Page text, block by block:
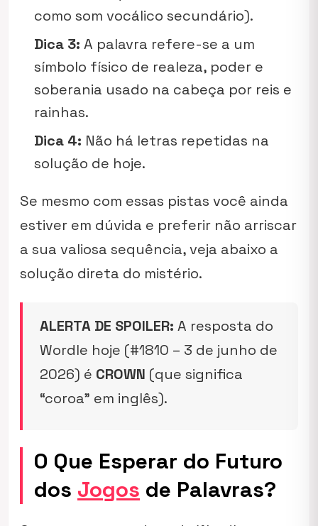
como som vocálico secundário).
Dica 3: A palavra refere-se a um
símbolo físico de realeza, poder e
soberania usado na cabeça por reis e
rainhas.
Dica 4: Não há letras repetidas na
solução de hoje.
Se mesmo com essas pistas você ainda
estiver em dúvida e preferir não arriscar
a sua valiosa sequência, veja abaixo a
solução direta do mistério.
ALERTA DE SPOILER: A resposta do
Wordle hoje (#1810 – 3 de junho de
2026) é CROWN (que significa
“coroa” em inglês).
O Que Esperar do Futuro
dos Jogos de Palavras?